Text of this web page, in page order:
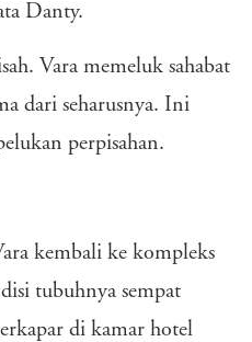
Danty.
Vara memeluk sahabat
dari seharusnya. Ini
perpisahan.
kembali ke kompleks
tubuhnya sempat
di kamar hotel